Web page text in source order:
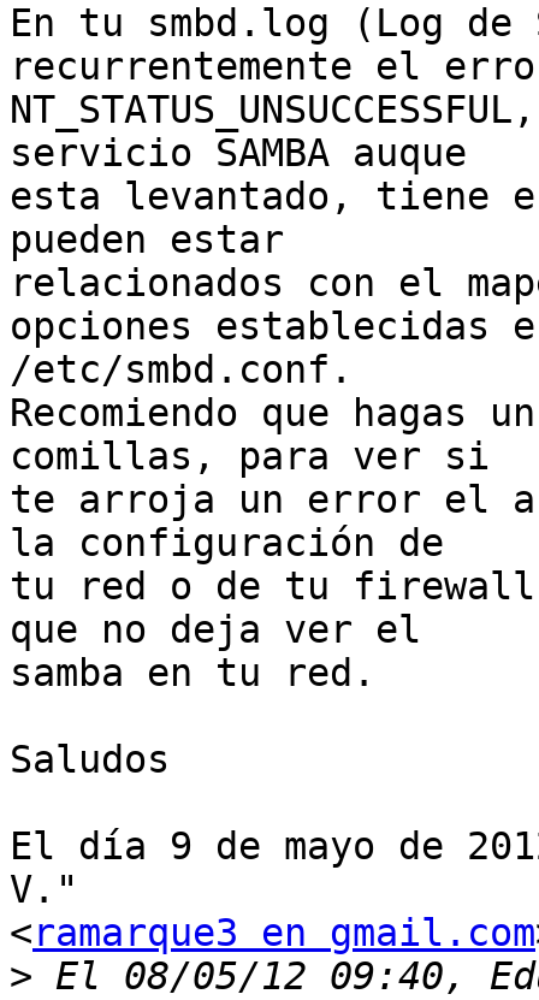
En tu smbd.log (Log de
recurrentemente el
servicio SAMBA auque
esta levantado, tiene
pueden estar
relacionados con el
opciones establecidas
/etc/smbd.conf.
Recomiendo que
comillas, para ver si
te arroja un error el
la configuración de
tu red o de tu firewall
que no deja ver el
samba en tu red.
Saludos
El día 9 de mayo de
V."
<ramarque3 en gmail.com
> El 08/05/12 09:40,